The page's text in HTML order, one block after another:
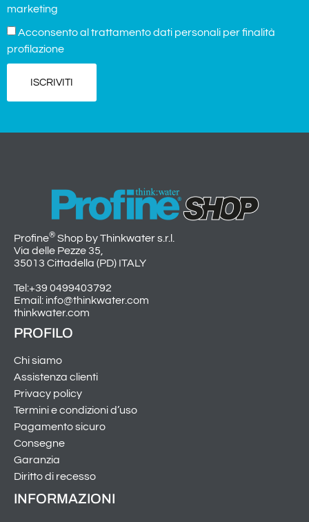
marketing
Acconsento al trattamento dati personali per finalità
profilazione
ISCRIVITI
Profine® Shop by Thinkwater s.r.l.
Via delle Pezze 35,
35013 Cittadella (PD) ITALY
Tel:+39 0499403792
Email: info@thinkwater.com
thinkwater.com
PROFILO
Chi siamo
Assistenza clienti
Privacy policy
Termini e condizioni d’uso
Pagamento sicuro
Consegne
Garanzia
Diritto di recesso
INFORMAZIONI